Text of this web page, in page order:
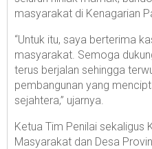
masyarakat di Kenagarian
“Untuk itu, saya berterima
masyarakat. Semoga
terus berjalan sehingga
pembangunan yang
sejahtera,” ujarnya.
Ketua Tim Penilai sekaligus
Masyarakat dan Desa